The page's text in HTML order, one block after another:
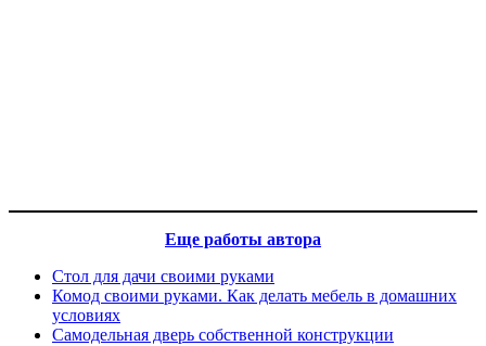
Еще работы автора
Стол для дачи своими руками
Комод своими руками. Как делать мебель в домашних
условиях
Самодельная дверь собственной конструкции